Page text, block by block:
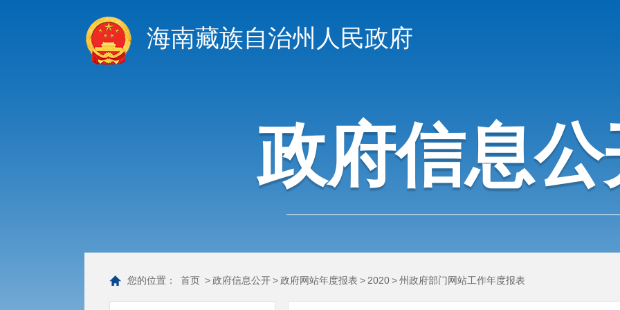
海南藏族自治州人民政府
政府信息公
您的位置： 首页 >政府信息公开>政府网站年度报表 > 2020>州政府部门网站工作年度报表